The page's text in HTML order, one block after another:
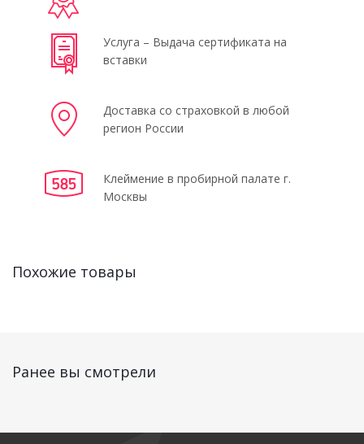
Услуга – Выдача сертификата на
вставки
Доставка со страховкой в любой
регион России
Клеймение в пробирной палате г.
Москвы
Похожие товары
Ранее вы смотрели